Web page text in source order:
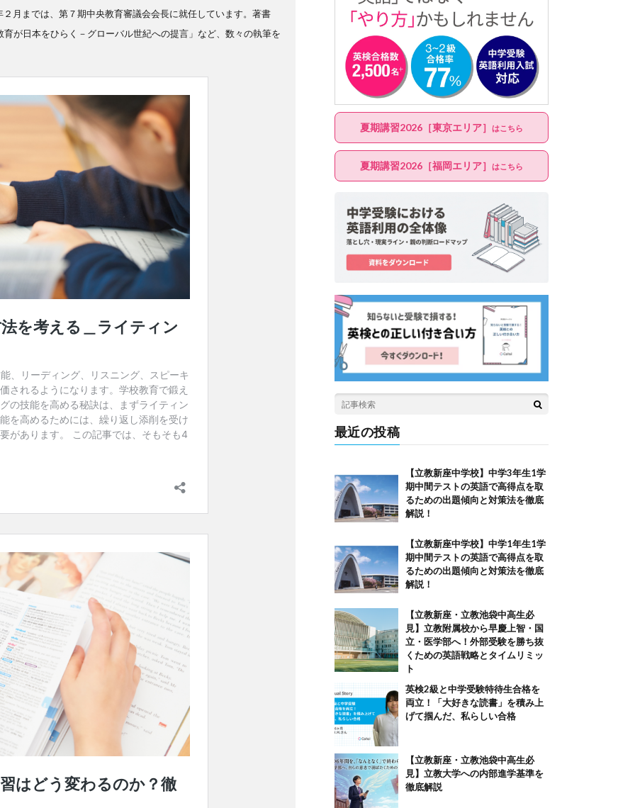
月までは、第７期中央教育審議会会長に就任しています。著書
が日本をひらく－グローバル世紀への提言」など、数々の執筆を
夏期講習2026［東京エリア］ はこちら
夏期講習2026［福岡エリア］ はこちら
最近の投稿
【立教新座中学校】中学3年生1学
期中間テストの英語で高得点を取
るための出題傾向と対策法を徹底
解説！
【立教新座中学校】中学1年生1学
期中間テストの英語で高得点を取
るための出題傾向と対策法を徹底
解説！
【立教新座・立教池袋中高生必
見】立教附属校から早慶上智・国
立・医学部へ！外部受験を勝ち抜
くための英語戦略とタイムリミッ
ト
英検2級と中学受験特待生合格を
両立！「大好きな読書」を積み上
げて掴んだ、私らしい合格
【立教新座・立教池袋中高生必
見】立教大学への内部進学基準を
徹底解説